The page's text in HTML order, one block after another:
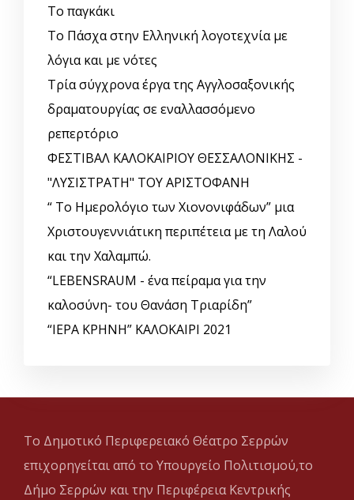
Το παγκάκι
Το Πάσχα στην Ελληνική λογοτεχνία με
λόγια και με νότες
Τρία σύγχρονα έργα της Αγγλοσαξονικής
δραματουργίας σε εναλλασσόμενο
ρεπερτόριο
ΦΕΣΤΙΒΑΛ ΚΑΛΟΚΑΙΡΙΟΥ ΘΕΣΣΑΛΟΝΙΚΗΣ -
"ΛΥΣΙΣΤΡΑΤΗ" ΤΟΥ ΑΡΙΣΤΟΦΑΝΗ
“ Το Ημερολόγιο των Χιονονιφάδων” μια
Χριστουγεννιάτικη περιπέτεια με τη Λαλού
και την Χαλαμπώ.
“LEBENSRAUM - ένα πείραμα για την
καλοσύνη- του Θανάση Τριαρίδη”
“ΙΕΡΑ ΚΡΗΝΗ” ΚΑΛΟΚΑΙΡΙ 2021
Το Δημοτικό Περιφερειακό Θέατρο Σερρών
επιχορηγείται από το Υπουργείο Πολιτισμού,το
Δήμο Σερρών και την Περιφέρεια Κεντρικής